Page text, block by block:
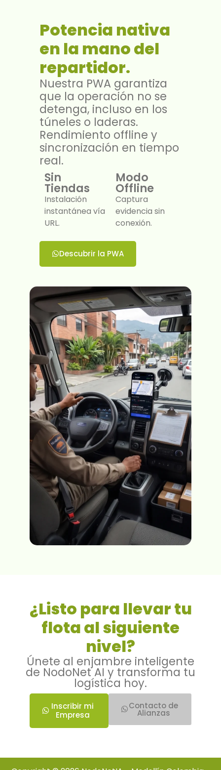
Potencia nativa
en la mano del
repartidor.
Nuestra PWA garantiza
que la operación no se
detenga, incluso en los
túneles o laderas.
Rendimiento offline y
sincronización en tiempo
real.
Sin
Tiendas
Instalación
instantánea vía
URL.​
Modo
Offline
Captura
evidencia sin
conexión.​
Descubrir la PWA
¿Listo para llevar tu
flota al siguiente
nivel?
Únete al enjambre inteligente
de NodoNet AI y transforma tu
logística hoy.
Inscribir mi
Empresa
Contacto de
Alianzas